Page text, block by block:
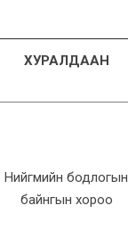
ХУРАЛДААН
Нийгмийн бодлогын
байнгын хороо